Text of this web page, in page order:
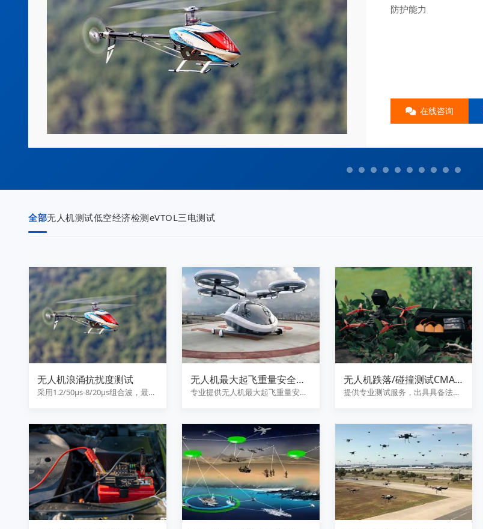
防护能力
在线咨询
全部无人机测试低空经济检测eVTOL三电测试
无人机浪涌抗扰度测试
采用1.2/50μs-8/20μs组合波，最高
无人机最大起飞重量安全裕
度验证
专业提供无人机最大起飞重量安全
无人机跌落/碰撞测试CMA
报告
提供专业测试服务，出具具备法律